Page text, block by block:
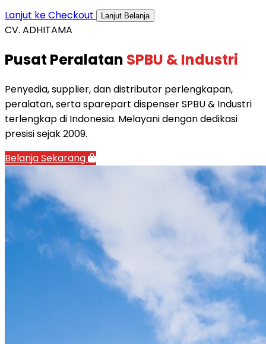
Lanjut ke Checkout
Lanjut Belanja
CV. ADHITAMA
Pusat Peralatan SPBU & Industri
Penyedia, supplier, dan distributor perlengkapan,
peralatan, serta sparepart dispenser SPBU & Industri
terlengkap di Indonesia. Melayani dengan dedikasi
presisi sejak 2009.
Belanja Sekarang